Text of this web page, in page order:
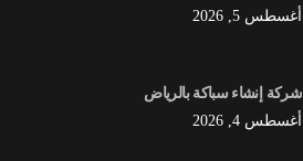
أغسطس 5, 2026
شركة إنشاء سباكة بالرياض
أغسطس 4, 2026